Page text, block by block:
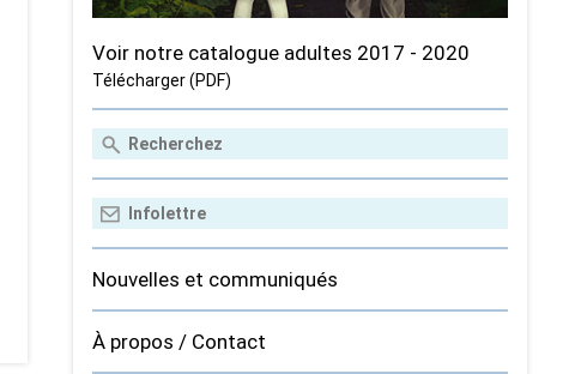
Voir notre catalogue adultes 2017 - 2020
Télécharger (PDF)
Nouvelles et communiqués
À propos / Contact